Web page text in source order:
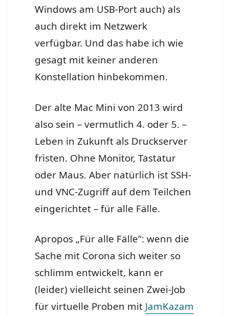
Windows am USB-Port auch) als
auch direkt im Netzwerk
verfügbar. Und das habe ich wie
gesagt mit keiner anderen
Konstellation hinbekommen.
Der alte Mac Mini von 2013 wird
also sein – vermutlich 4. oder 5. –
Leben in Zukunft als Druckserver
fristen. Ohne Monitor, Tastatur
oder Maus. Aber natürlich ist SSH-
und VNC-Zugriff auf dem Teilchen
eingerichtet – für alle Fälle.
Apropos „Für alle Fälle“: wenn die
Sache mit Corona sich weiter so
schlimm entwickelt, kann er
(leider) vielleicht seinen Zwei-Job
für virtuelle Proben mit JamKazam